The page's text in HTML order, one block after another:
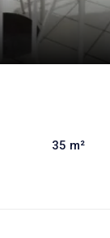
35 m²